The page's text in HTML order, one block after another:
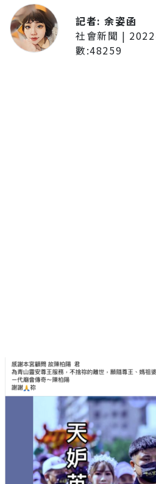
記者:余姿函
社會新聞 |
數:48259